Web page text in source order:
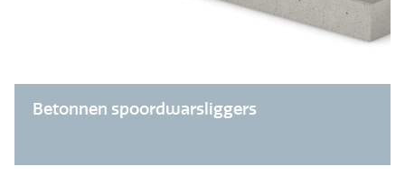
Betonnen spoordwarsliggers